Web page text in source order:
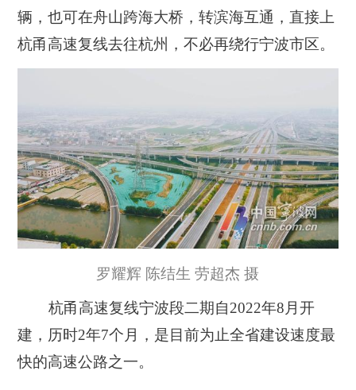
辆，也可在舟山跨海大桥，转滨海互通，直接上
杭甬高速复线去往杭州，不必再绕行宁波市区。
罗耀辉 陈结生 劳超杰 摄
杭甬高速复线宁波段二期自2022年8月开
建，历时2年7个月，是目前为止全省建设速度最
快的高速公路之一。